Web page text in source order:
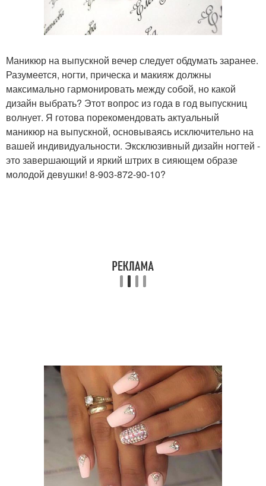
Маникюр на выпускной вечер следует обдумать заранее.
Разумеется, ногти, прическа и макияж должны
максимально гармонировать между собой, но какой
дизайн выбрать? Этот вопрос из года в год выпускниц
волнует. Я готова порекомендовать актуальный
маникюр на выпускной, основываясь исключительно на
вашей индивидуальности. Эксклюзивный дизайн ногтей -
это завершающий и яркий штрих в сияющем образе
молодой девушки! 8-903-872-90-10?